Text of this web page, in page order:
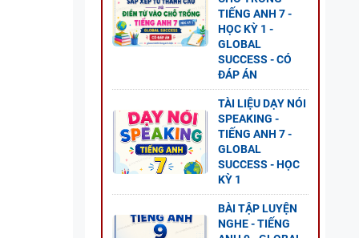
TIẾNG ANH 7 -
HỌC KỲ 1 -
GLOBAL
SUCCESS - CÓ
ĐÁP ÁN
TÀI LIỆU DẠY NÓI
SPEAKING -
TIẾNG ANH 7 -
GLOBAL
SUCCESS - HỌC
KỲ 1
BÀI TẬP LUYỆN
NGHE - TIẾNG